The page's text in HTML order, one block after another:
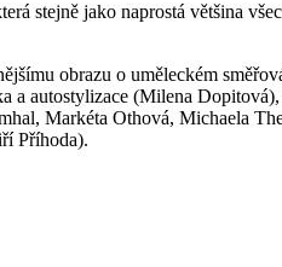
stejně jako naprostá většina
obrazu o uměleckém
a autostylizace (Milena
Markéta Othová, Michaela
Příhoda).